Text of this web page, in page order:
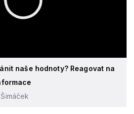
naše hodnoty? Reagovat na